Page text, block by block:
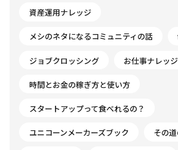
資産運用ナレッジ
メシのネタになるコミュニティの話
ジョブクロッシング お仕事ナレッジ
時間とお金の稼ぎ方と使い方
スタートアップって食べれるの？
ユニコーンメーカーズブック その